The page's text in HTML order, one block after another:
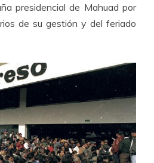
presidencial de Mahuad por
de su gestión y del feriado